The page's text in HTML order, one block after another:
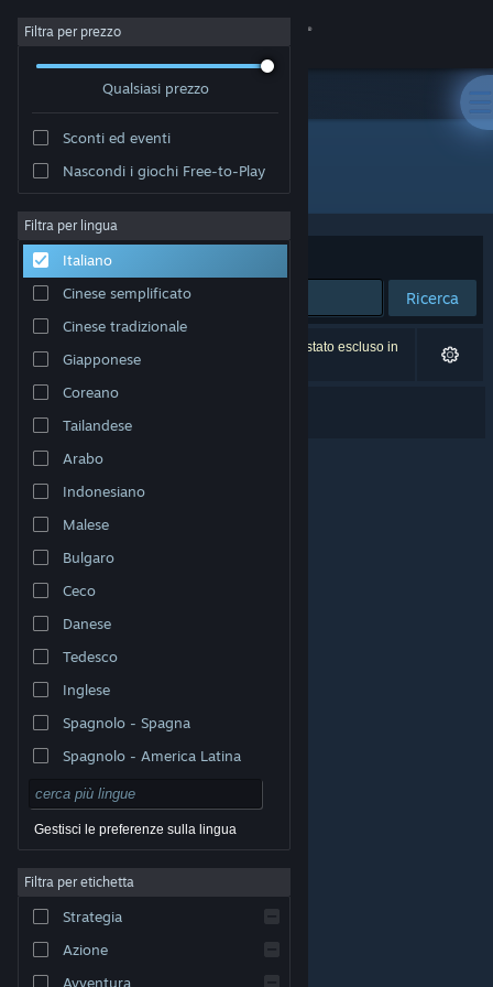
Accedi
Informazioni
Assistenza
Cambia la lingua
Ottieni l'app mobile di Steam
Visualizza il sito web per desktop
appartengono ai rispettivi proprietari negli Stati Uniti e
legali|
Steam| Rimborsi|
Filtra per prezzo
Qualsiasi prezzo
Sconti ed eventi
Nascondi i giochi Free-to-Play
Filtra per lingua
Italiano
Cinese semplificato
Cinese tradizionale
Giapponese
Coreano
Tailandese
Arabo
Indonesiano
Malese
Bulgaro
Ceco
Danese
Tedesco
Inglese
Spagnolo - Spagna
Spagnolo - America Latina
Gestisci le preferenze sulla lingua
Filtra per etichetta
Strategia
Azione
Avventura
Sviluppatore: Second Wind Games
Ordina per Rilevanza
Ricerca
1 risultato corrisponde alla tua ricerca. 1 titolo è stato escluso in
base alle tue preferenze.